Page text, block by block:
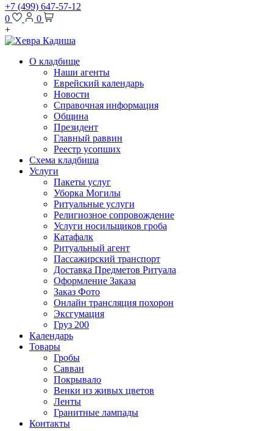
+7 (499) 647-57-12
0
0
+
О кладбище
Наши агенты
Еврейский календарь
Новости
Справочная информация
Община
Президент
Главный раввин
Реестр усопших
Схема кладбища
Услуги
Пакеты услуг
Уборка Могилы
Ритуальные услуги
Религиозное сопровождение
Услуги носильщиков гроба
Катафалк
Ритуальный агент
Пассажирский транспорт
Доставка Предметов Ритуала
Оформление Заказа
Заказ Фото
Онлайн трансляция похорон
Эксгумация
Груз 200
Календарь
Товары
Гробы
Савван
Покрывало
Венки из живых цветов
Ленты
Гранитные лампады
Контакты